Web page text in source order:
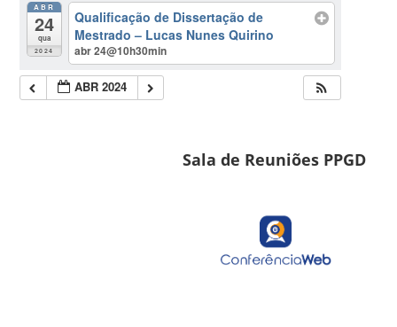
ABR
24
qua
2024
Qualificação de Dissertação de
Mestrado – Lucas Nunes Quirino
abr 24@10h30min
ABR 2024
Sala de Reuniões PPGD